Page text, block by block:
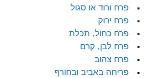
פרח ורוד או סגול
פרח ירוק
פרח כחול, תכלת
פרח לבן, קרם
פרח צהוב
פריחה באביב ובחורף